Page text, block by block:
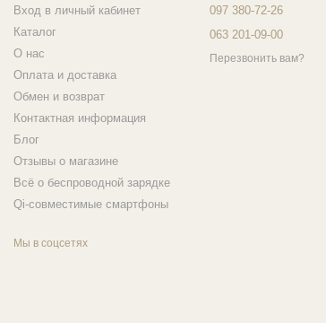
Вход в личный кабинет
Каталог
О нас
Оплата и доставка
Обмен и возврат
Контактная информация
Блог
Отзывы о магазине
Всё о беспроводной зарядке
Qi-совместимые смартфоны
Мы в соцсетях
097 380-72-26
063 201-09-00
Перезвонить вам?